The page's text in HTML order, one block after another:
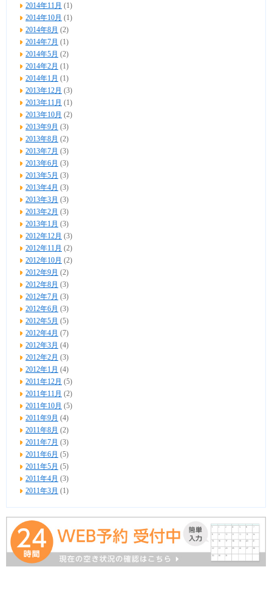
2014年11月 (1)
2014年10月 (1)
2014年8月 (2)
2014年7月 (1)
2014年5月 (2)
2014年2月 (1)
2014年1月 (1)
2013年12月 (3)
2013年11月 (1)
2013年10月 (2)
2013年9月 (3)
2013年8月 (2)
2013年7月 (3)
2013年6月 (3)
2013年5月 (3)
2013年4月 (3)
2013年3月 (3)
2013年2月 (3)
2013年1月 (3)
2012年12月 (3)
2012年11月 (2)
2012年10月 (2)
2012年9月 (2)
2012年8月 (3)
2012年7月 (3)
2012年6月 (3)
2012年5月 (5)
2012年4月 (7)
2012年3月 (4)
2012年2月 (3)
2012年1月 (4)
2011年12月 (5)
2011年11月 (2)
2011年10月 (5)
2011年9月 (4)
2011年8月 (2)
2011年7月 (3)
2011年6月 (5)
2011年5月 (5)
2011年4月 (3)
2011年3月 (1)